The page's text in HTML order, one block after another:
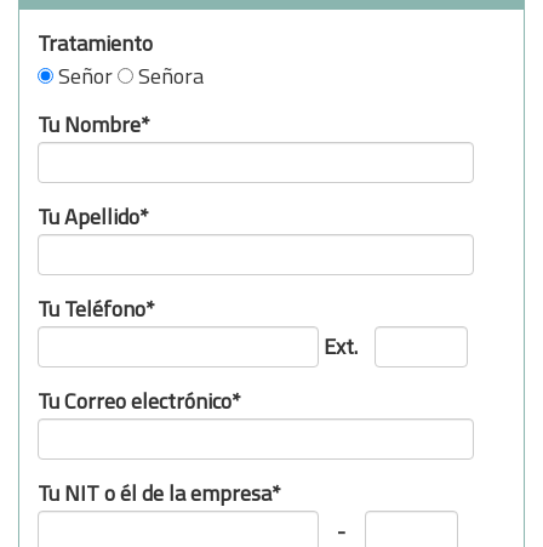
Tratamiento
Señor
Señora
Tu Nombre*
Tu Apellido*
Tu Teléfono*
Ext.
Tu Correo electrónico*
Tu NIT o él de la empresa*
-